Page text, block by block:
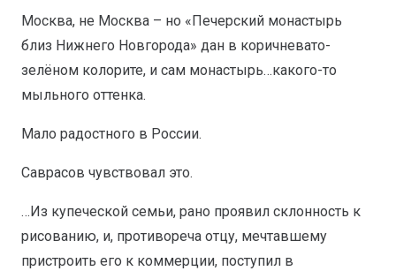
Москва, не Москва – но «Печерский монастырь
близ Нижнего Новгорода» дан в коричневато-
зелёном колорите, и сам монастырь…какого-то
мыльного оттенка.
Мало радостного в России.
Саврасов чувствовал это.
…Из купеческой семьи, рано проявил склонность к
рисованию, и, противореча отцу, мечтавшему
пристроить его к коммерции, поступил в